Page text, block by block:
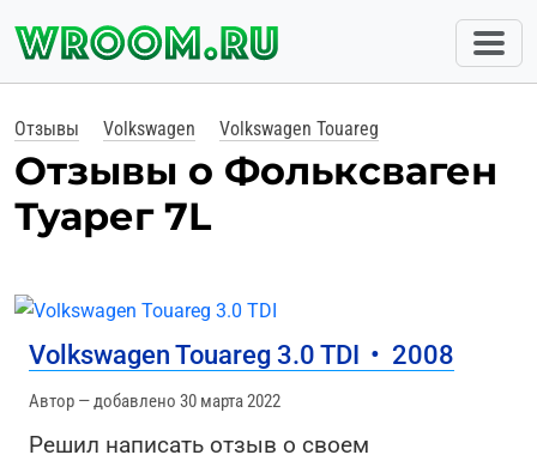
Отзывы Volkswagen Volkswagen Touareg
Отзывы о Фольксваген
Туарег 7L
Volkswagen Touareg 3.0 TDI • 2008
Автор — добавлено 30 марта 2022
Решил написать отзыв о своем